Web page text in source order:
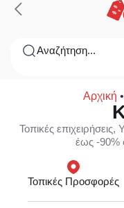
Αναζήτηση...
Αρχική •
Τοπικές
έως -90%
Τοπικές Προσφορές